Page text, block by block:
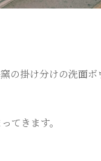
の掛け分けの洗面
てきます。